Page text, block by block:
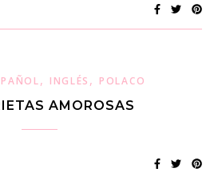
, INGLÉS , POLACO
AMOROSAS